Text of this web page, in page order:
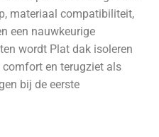
materiaal compatibiliteit,
een nauwkeurige
wordt Plat dak isoleren
en terugziet als
bij de eerste